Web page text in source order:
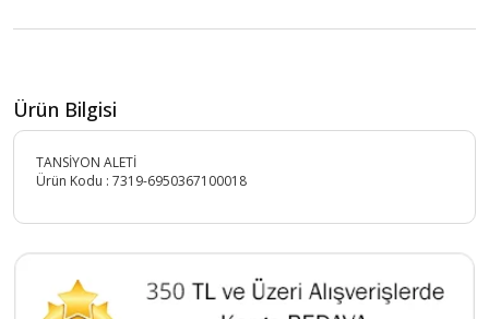
Ürün Bilgisi
TANSİYON ALETİ
Ürün Kodu : 7319-6950367100018